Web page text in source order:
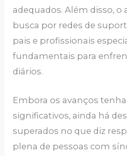
adequados. Além disso, o
busca por redes de
pais e profissionais
fundamentais para
diários.
Embora os avanços
significativos, ainda há
superados no que diz
plena de pessoas com